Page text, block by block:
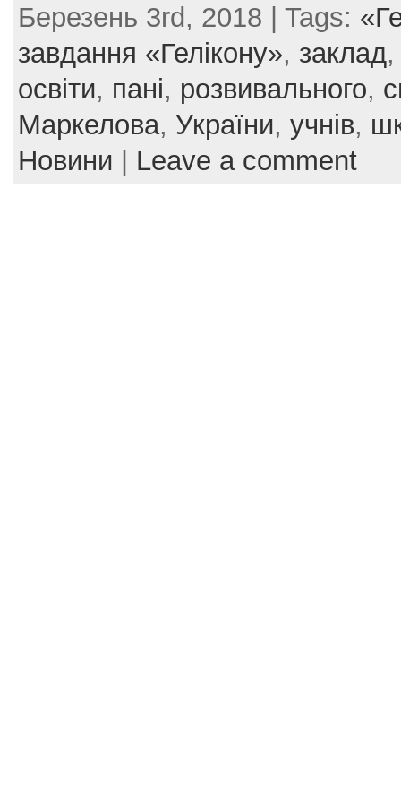
c
e
b
o
o
k
itt
er
er
e
st
ai
l
ar
e
Березень 3rd, 2018 | Tags:
завдання «Гелікону», заклад
освіти, пані, розвивального,
Маркелова, України, учнів,
Новини | Leave a comment